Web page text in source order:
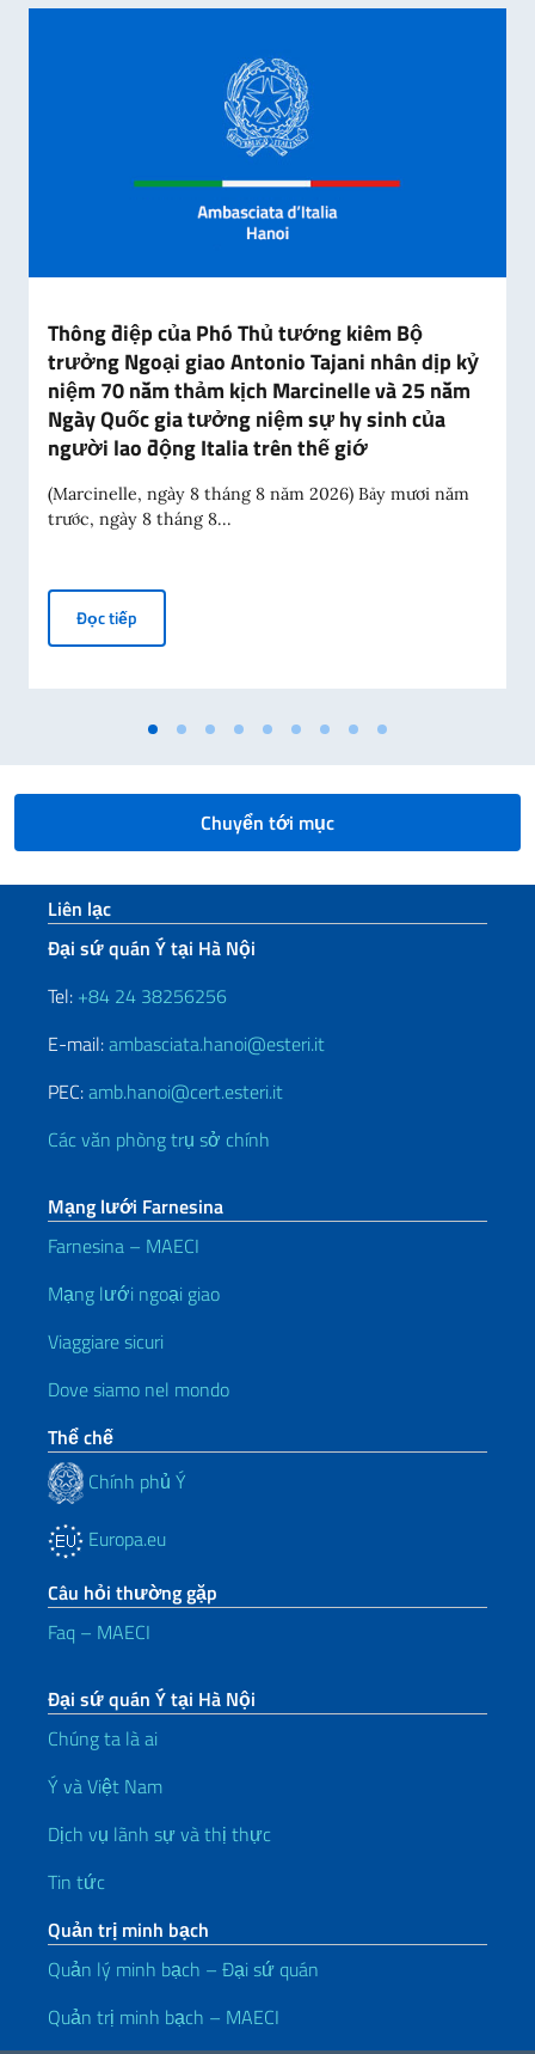
Thông điệp của Phó Thủ tướng kiêm Bộ
trưởng Ngoại giao Antonio Tajani nhân dịp kỷ
niệm 70 năm thảm kịch Marcinelle và 25 năm
Ngày Quốc gia tưởng niệm sự hy sinh của
người lao động Italia trên thế giớ
(Marcinelle, ngày 8 tháng 8 năm 2026) Bảy mươi năm
trước, ngày 8 tháng 8...
Đọc tiếp
Chuyển tới mục
Sezione footer
Liên lạc
Đại sứ quán Ý tại Hà Nội
Tel: +84 24 38256256
E-mail:ambasciata.hanoi@esteri.it
PEC:amb.hanoi@cert.esteri.it
Các văn phòng trụ sở chính
Mạng lưới Farnesina
Farnesina – MAECI
Mạng lưới ngoại giao
Viaggiare sicuri
Dove siamo nel mondo
Thể chế
Chính phủ Ý
Europa.eu
Câu hỏi thường gặp
Faq – MAECI
Đại sứ quán Ý tại Hà Nội
Chúng ta là ai
Ý và Việt Nam
Dịch vụ lãnh sự và thị thực
Tin tức
Quản trị minh bạch
Quản lý minh bạch – Đại sứ quán
Quản trị minh bạch – MAECI